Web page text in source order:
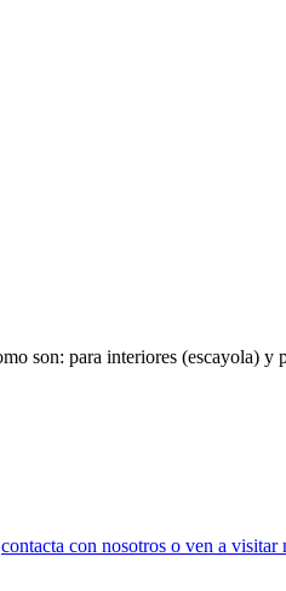
son: para interiores (escayola)
contacta con nosotros o ven a visitar